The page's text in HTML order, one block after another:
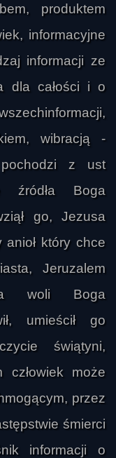
produktem
informacyjne
informacji ze
dla całości i o
wibracją -
pochodzi z ust
Boga
go, Jezusa
anioł który chce
Jeruzalem
woli Boga
umieścił go
świątyni,
człowiek może
przez
śmierci
informacji o